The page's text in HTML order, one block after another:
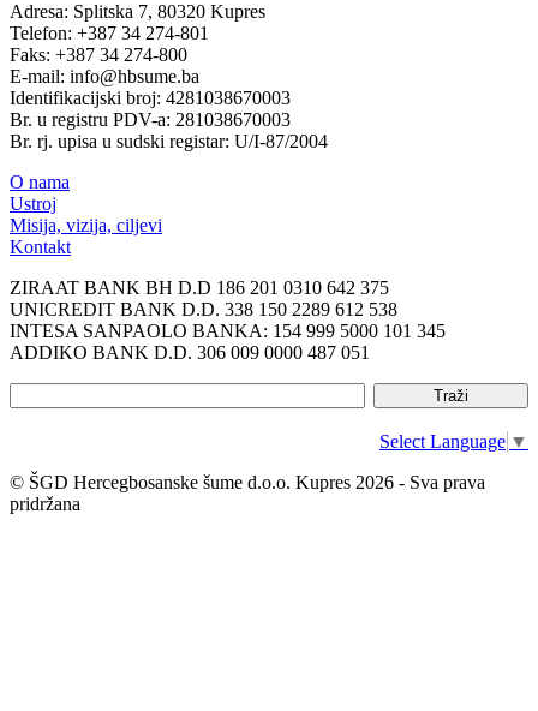
Adresa: Splitska 7, 80320 Kupres
Telefon: +387 34 274-801
Faks: +387 34 274-800
E-mail: info@hbsume.ba
Identifikacijski broj: 4281038670003
Br. u registru PDV-a: 281038670003
Br. rj. upisa u sudski registar: U/I-87/2004
O nama
Ustroj
Misija, vizija, ciljevi
Kontakt
ZIRAAT BANK BH D.D 186 201 0310 642 375
UNICREDIT BANK D.D. 338 150 2289 612 538
INTESA SANPAOLO BANKA: 154 999 5000 101 345
ADDIKO BANK D.D. 306 009 0000 487 051
Select Language ▼
© ŠGD Hercegbosanske šume d.o.o. Kupres 2026 - Sva prava
pridržana